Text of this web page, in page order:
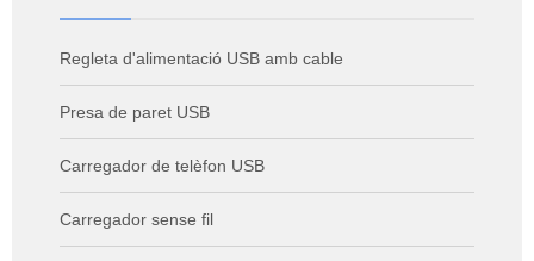
Regleta d'alimentació USB amb cable
Presa de paret USB
Carregador de telèfon USB
Carregador sense fil